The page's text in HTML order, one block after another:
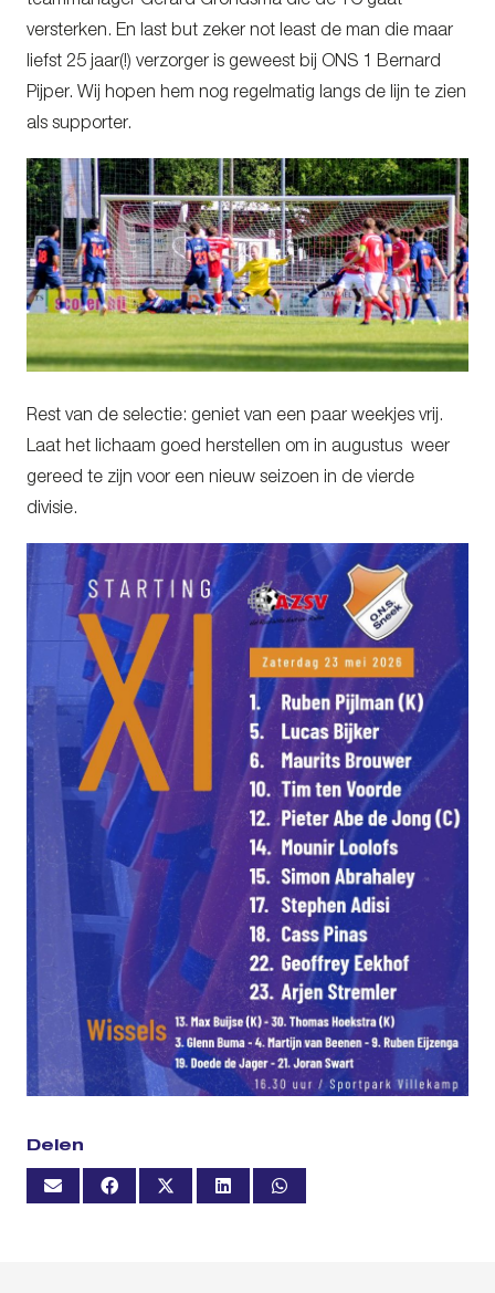
versterken. En last but zeker not least de man die maar
liefst 25 jaar(!) verzorger is geweest bij ONS 1 Bernard
Pijper. Wij hopen hem nog regelmatig langs de lijn te zien
als supporter.
Rest van de selectie: geniet van een paar weekjes vrij.
Laat het lichaam goed herstellen om in augustus weer
gereed te zijn voor een nieuw seizoen in de vierde
divisie.
Delen